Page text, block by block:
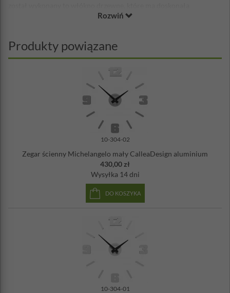
jednorodność oraz jest łatwe w obróbce, która pozwana na
wyprodukowany został w Niemczech, jest niezawodny i cichy,
zasilany baterią AA. Wskazówki wykonane są z metalu. Do zegara
dołączona jest bateria Duracell AA oraz zestaw montażowy.
Średnica obudowy mechanizmu: 9,5 cm
Długość wskazówki minutowej: 16 cm
Długość oznaczeń godzin: 7 cm
Grubość oznaczeń godzin: 6 mm
Materiał: włókno drzewne, wskazówki metalowe
Zasilanie: bateria AA (w zestawie)
Zestaw montażowy w zestawie
Wyprodukowany we Włoszech
Rozwiń
Produkty powiązane
10-304-02
Zegar ścienny Michelangelo mały CalleaDesign aluminium
430,00 zł
Wysyłka 14 dni
DO KOSZYKA
10-304-01